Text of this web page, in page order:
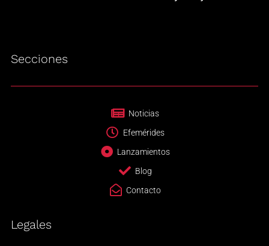
Secciones
Noticias
Efemérides
Lanzamientos
Blog
Contacto
Legales